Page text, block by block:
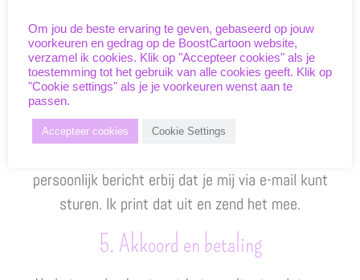
Wanneer je tevreden bent met het resultaat,
worden de portretten in hoge kwaliteit afgedrukt
en ingelijst. De levering gebeurt per pakketdienst
op elk gewenst adres binnen Nederland en België.
Je kunt de portretten dus ook rechtstreeks naar je
persoonlijk bericht erbij dat je mij via e-mail kunt
sturen. Ik print dat uit en zend het mee.
5. Akkoord en betaling
Om jou de beste ervaring te geven, gebaseerd op jouw
voorkeuren en gedrag op de BoostCartoon website,
verzamel ik cookies. Klik op "Accepteer cookies" als je
toestemming tot het gebruik van alle cookies geeft. Klik op
"Cookie settings" als je je voorkeuren wenst aan te
passen.
Accepteer cookies Cookie Settings